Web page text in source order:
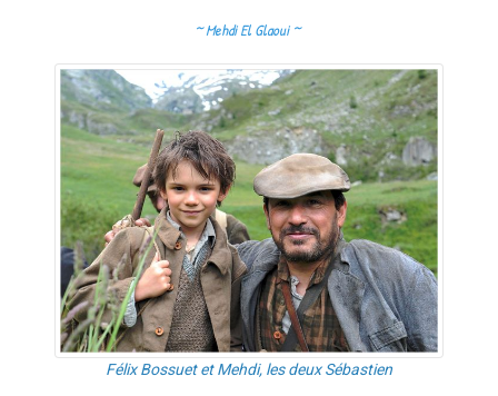
~ Mehdi El Glaoui ~
Félix Bossuet et Mehdi, les deux Sébastien